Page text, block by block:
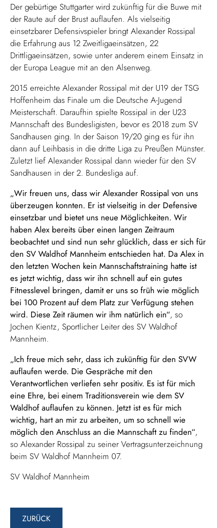
Der gebürtige Stuttgarter wird zukünftig für die Buwe mit
der Raute auf der Brust auflaufen. Als vielseitig
einsetzbarer Defensivspieler bringt Alexander Rossipal
die Erfahrung aus 12 Zweitligaeinsätzen, 22
Drittligaeinsätzen, sowie unter anderem einem Einsatz in
der Europa League mit an den Alsenweg.
2015 erreichte Alexander Rossipal mit der U19 der TSG
Hoffenheim das Finale um die Deutsche A-Jugend
Meisterschaft. Daraufhin spielte Rossipal in der U23
Mannschaft des Bundesligisten, bevor es 2018 zum SV
Sandhausen ging. In der Saison 19/20 ging es für ihn
dann auf Leihbasis in die dritte Liga zu Preußen Münster.
Zuletzt lief Alexander Rossipal dann wieder für den SV
Sandhausen in der 2. Bundesliga auf.
„Wir freuen uns, dass wir Alexander Rossipal von uns
überzeugen konnten. Er ist vielseitig in der Defensive
einsetzbar und bietet uns neue Möglichkeiten. Wir
haben Alex bereits über einen langen Zeitraum
beobachtet und sind nun sehr glücklich, dass er sich für
den SV Waldhof Mannheim entschieden hat. Da Alex in
den letzten Wochen kein Mannschaftstraining hatte ist
es jetzt wichtig, dass wir ihn schnell auf ein gutes
Fitnesslevel bringen, damit er uns so früh wie möglich
bei 100 Prozent auf dem Platz zur Verfügung stehen
wird. Diese Zeit räumen wir ihm natürlich ein“, so
Jochen Kientz, Sportlicher Leiter des SV Waldhof
Mannheim.
„Ich freue mich sehr, dass ich zukünftig für den SVW
auflaufen werde. Die Gespräche mit den
Verantwortlichen verliefen sehr positiv. Es ist für mich
eine Ehre, bei einem Traditionsverein wie dem SV
Waldhof auflaufen zu können. Jetzt ist es für mich
wichtig, hart an mir zu arbeiten, um so schnell wie
möglich den Anschluss an die Mannschaft zu finden“,
so Alexander Rossipal zu seiner Vertragsunterzeichnung
beim SV Waldhof Mannheim 07.
SV Waldhof Mannheim
ZURÜCK